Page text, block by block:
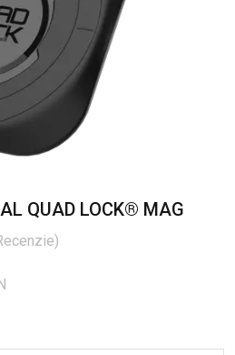
QUAD LOCK® MAG
)